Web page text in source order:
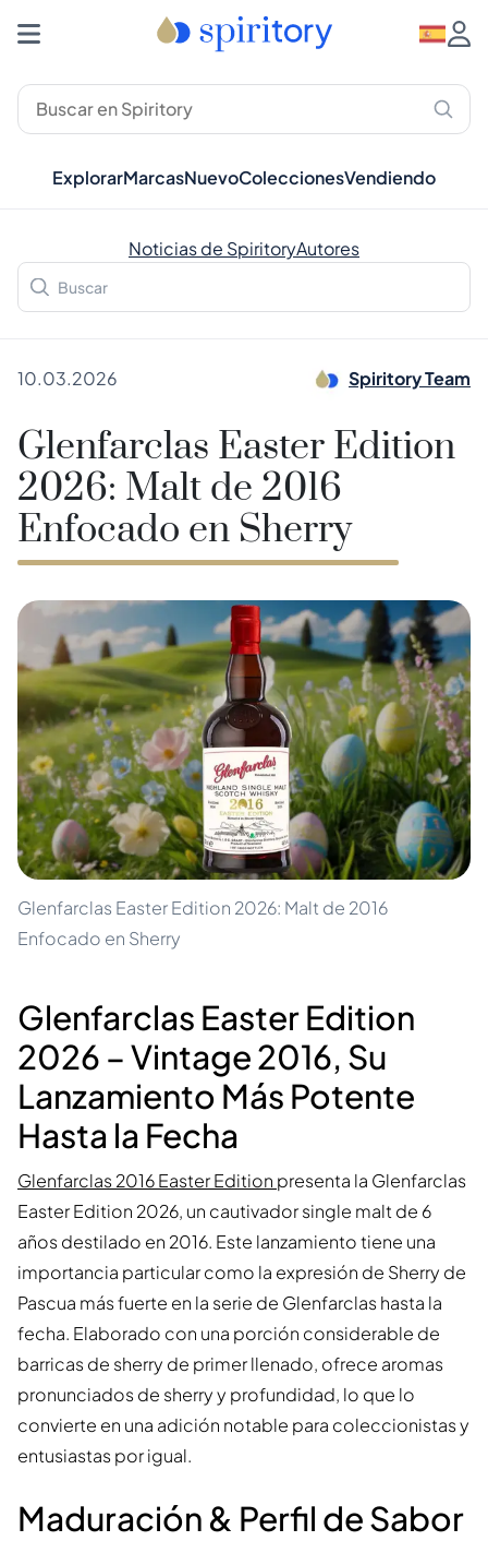
ExplorarMarcasNuevoColeccionesVendiendo
Noticias de SpiritoryAutores
10.03.2026 Spiritory Team
Glenfarclas Easter Edition
2026: Malt de 2016
Enfocado en Sherry
Glenfarclas Easter Edition 2026: Malt de 2016
Enfocado en Sherry
Glenfarclas Easter Edition
2026 – Vintage 2016, Su
Lanzamiento Más Potente
Hasta la Fecha
Glenfarclas 2016 Easter Edition presenta la Glenfarclas
Easter Edition 2026, un cautivador single malt de 6
años destilado en 2016. Este lanzamiento tiene una
importancia particular como la expresión de Sherry de
Pascua más fuerte en la serie de Glenfarclas hasta la
fecha. Elaborado con una porción considerable de
barricas de sherry de primer llenado, ofrece aromas
pronunciados de sherry y profundidad, lo que lo
convierte en una adición notable para coleccionistas y
entusiastas por igual.
Maduración & Perfil de Sabor